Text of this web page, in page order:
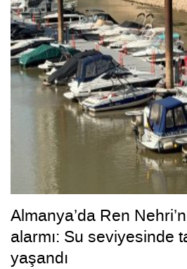
Almanya’da Ren
alarmı: Su seviyesinde
yaşandı